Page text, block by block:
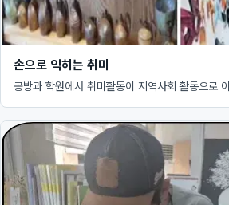
손으로 익히는 취미
공방과 학원에서 취미활동이 지역사회 활동으로